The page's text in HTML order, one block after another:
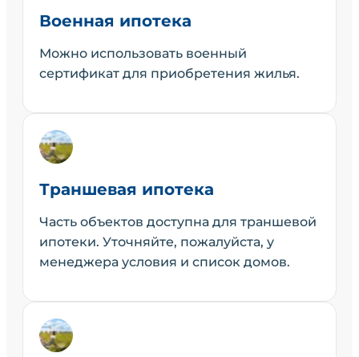
Военная ипотека
Можно использовать военный
сертификат для приобретения жилья.
Траншевая ипотека
Часть объектов доступна для траншевой
ипотеки. Уточняйте, пожалуйста, у
менеджера условия и список домов.